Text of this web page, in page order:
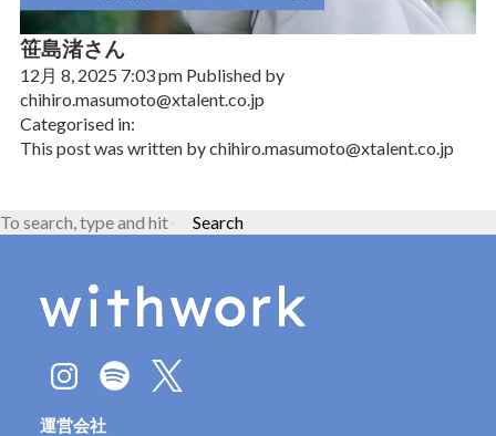
笹島渚さん
12月 8, 2025 7:03 pm Published by
chihiro.masumoto@xtalent.co.jp
Categorised in:
This post was written by chihiro.masumoto@xtalent.co.jp
Search
運営会社